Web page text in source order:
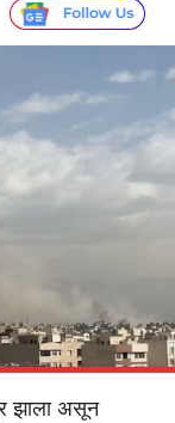
झाला असून